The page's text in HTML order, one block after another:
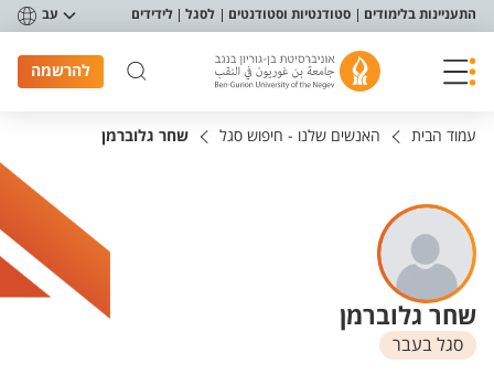
תפריט נגישות
התעניינות בלימודים סטודנטיות וסטודנטים לסגל לידידים עב
להרשמה
עמוד הבית האנשים שלנו - חיפוש סגל שחר גלוברמן
שחר גלוברמן
סגל בעבר